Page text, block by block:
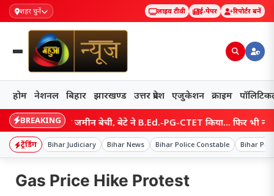
शहर चुनें लाइव टीवी ई-पेपर रिपोर्टर बनें
होम नेशनल बिहार झारखण्ड उत्तर प्रदेश एजुकेशन क्राइम
BREAKING
Bihar: मां ने जमीन बेची, बेटे ने B.Ed.-PG-CTET किया… फिर भी नौकरी
ट्रेंडिंग Bihar Judiciary Bihar News Bihar Police Constable Bihar
Gas Price Hike Protest